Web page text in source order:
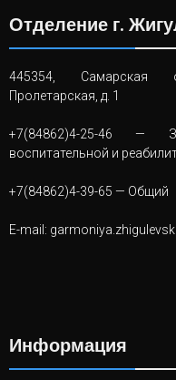
Отделение г.
445354, Самарская
Пролетарская, д. 1
+7(84862)4-25-46 —
воспитательной и
+7(84862)4-39-65 — Общий
E-mail:
Информация